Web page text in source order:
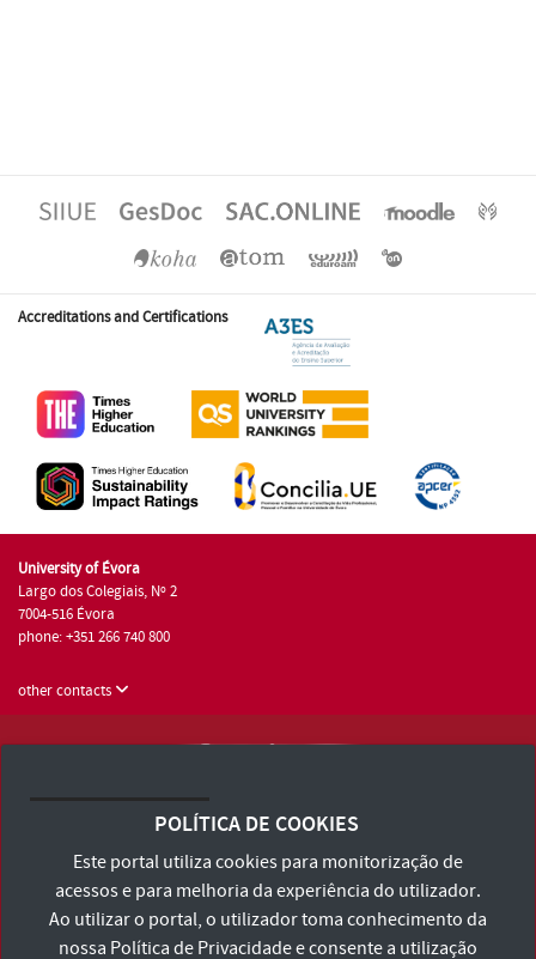
Accreditations and Certifications
University of Évora
Largo dos Colegiais, Nº 2
7004-516 Évora
phone: +351 266 740 800
other contacts
Terms and Conditions and Privacy Policy
Accessibility Statement
POLÍTICA DE COOKIES
Este portal utiliza cookies para monitorização de
acessos e para melhoria da experiência do utilizador.
Ao utilizar o portal, o utilizador toma conhecimento da
nossa Política de Privacidadee consente a utilização